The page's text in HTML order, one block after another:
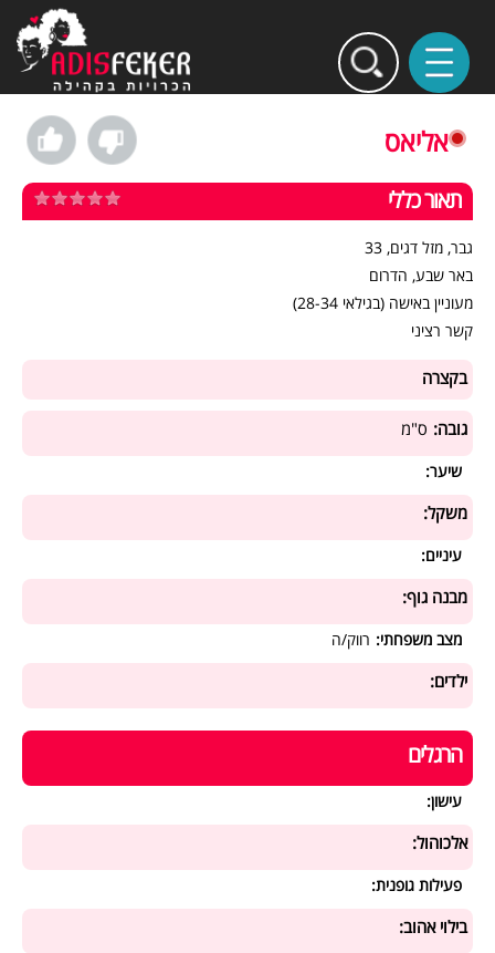
אליאס
תאור כללי
גבר, מזל דגים, 33
באר שבע, הדרום
מעוניין באישה (בגילאי 28-34)
קשר רציני
בקצרה
גובה: ס"מ
שיער:
משקל:
עיניים:
מבנה גוף:
מצב משפחתי: רווק/ה
ילדים:
הרגלים
עישון:
אלכוהול:
פעילות גופנית:
בילוי אהוב: